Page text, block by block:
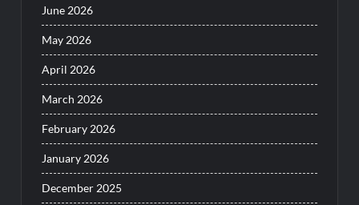
June 2026
May 2026
April 2026
March 2026
February 2026
January 2026
December 2025